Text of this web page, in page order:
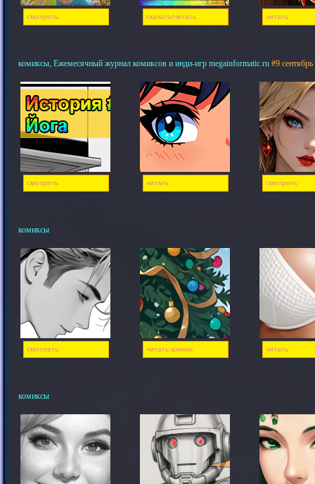
смотреть скачать/читать читать
комиксы, Ежемесячный журнал комиксов и инди-игр megainformatic.ru #9
смотреть читать смотреть
комиксы
смотреть читать комикс читать
комиксы